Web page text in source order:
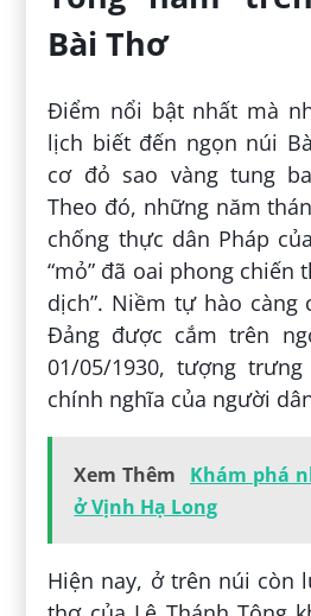
Bài Thơ
Điểm nổi bật nhất mà
lịch biết đến ngọn núi
cơ đỏ sao vàng tung
Theo đó, những năm
chống thực dân Pháp
“mỏ” đã oai phong chiến
dịch”. Niềm tự hào càng
Đảng được cắm trên
01/05/1930, tượng
chính nghĩa của người
Xem Thêm
Khám phá
ở Vịnh Hạ Long
Hiện nay, ở trên núi còn